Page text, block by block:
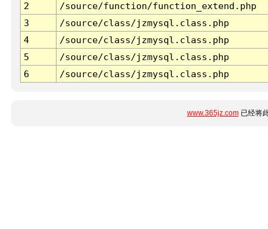
2
/source/function/function_extend.php
3
/source/class/jzmysql.class.php
4
/source/class/jzmysql.class.php
5
/source/class/jzmysql.class.php
6
/source/class/jzmysql.class.php
www.365jz.com已经将